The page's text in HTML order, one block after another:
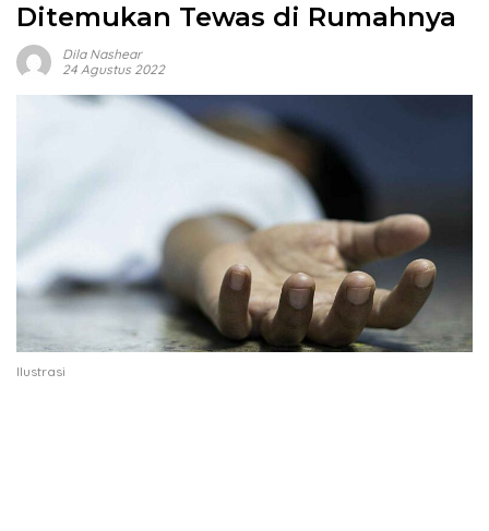
Ditemukan Tewas di Rumahnya
Dila Nashear
24 Agustus 2022
Ilustrasi